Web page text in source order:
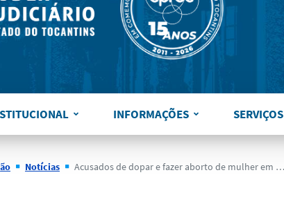
INFORMAÇÕES SERVIÇOS
Notícias Acusados de dopar e fazer aborto de mulher em motel sem consentimento dela vão a júri popular